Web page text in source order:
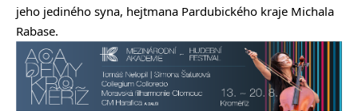
jeho jediného syna, hejtmana Pardubického kraje Michala
Rabase.